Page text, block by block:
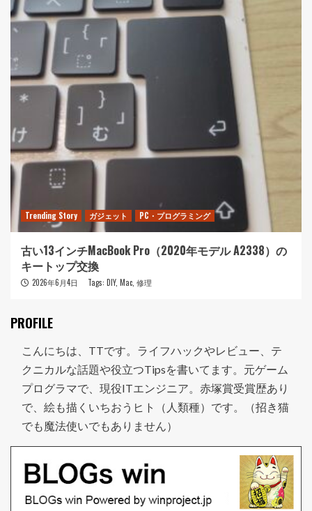
Trending Story ガジェット PC・プログラミング
古い13インチMacBook Pro（2020年モデル A2338）の
キートップ交換
2026年6月4日 Tags: DIY, Mac 修理
PROFILE
こんにちは、TTです。ライフハックやレビュー、テ
クニカルな話題や役立つTipsを書いてます。元ゲーム
プログラマで、現役ITエンジニア。赤塚賞受賞歴あり
で、絵も描くいちおうヒト（人類種）です。（招き猫
でも魔法使いでもありません）